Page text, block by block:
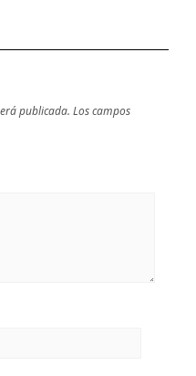
publicada. Los campos